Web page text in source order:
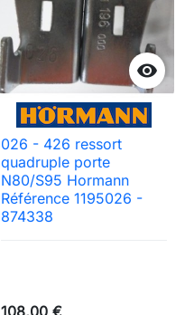

026 - 426 ressort
quadruple porte
N80/S95 Hormann
Référence 1195026 -
874338